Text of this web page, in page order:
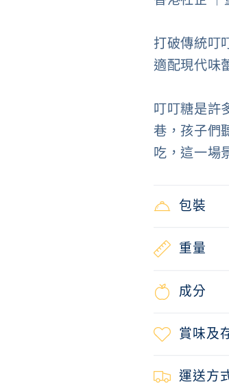
味)
數
減
少
打破傳統叮
適配現代味
叮叮糖是許
巷，孩子們
吃，這一場
包裝
重量
成分
賞味及
運送方